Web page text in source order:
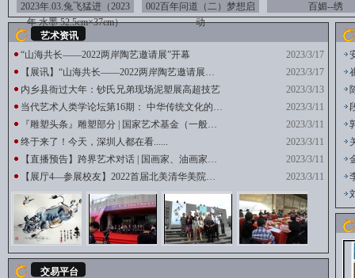
2023年.03.兔飞猛进（2023
年 水墨 52.5cm×37cm）
002百年问道（二）梦想启
动
百媚--绣
艺术资讯
2023/3/17
“山海共长——2022两岸陶艺邀请展”开幕
2023/3/17
【展讯】“山海共长——2022两岸陶艺邀请展…
2023/3/13
内乡县衙过大年：钞氏兄弟现场泥塑展高超技艺
2023/3/11
当代艺术人类学论坛第16期： 中华传统文化的…
2023/3/11
『雕塑头条』雕塑部分 | 国家艺术基金（一般…
2023/3/11
终于来了！今天，深圳人都在看......
2023/3/11
【直播预告】跨界艺术对话 | 国画家、油画家…
2023/3/11
【展厅4—参展校友】2022首届北美清华美院…
交易平台